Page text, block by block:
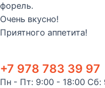
форель.
Очень вкусно!
Приятного аппетита!
+7 978 783 39 97
Пн - Пт: 9:00 - 18:00 Сб: